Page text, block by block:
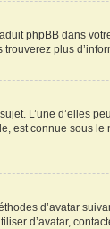
phpBB dans
plus
L’une d’elles
est connue sous
d’avatar
d’avatar,